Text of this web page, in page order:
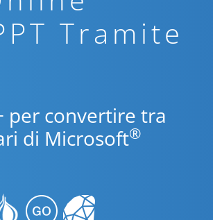
Tramite
per convertire tra
di Microsoft®